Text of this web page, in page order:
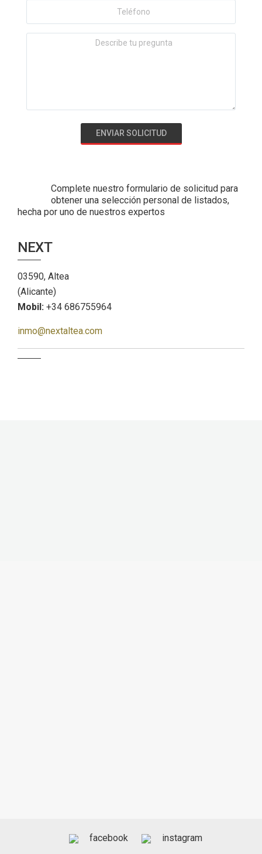
Complete nuestro formulario de solicitud para
obtener una selección personal de listados,
hecha por uno de nuestros expertos
NEXT
03590, Altea
(Alicante)
Mobil: +34 686755964
inmo@nextaltea.com
facebook instagram